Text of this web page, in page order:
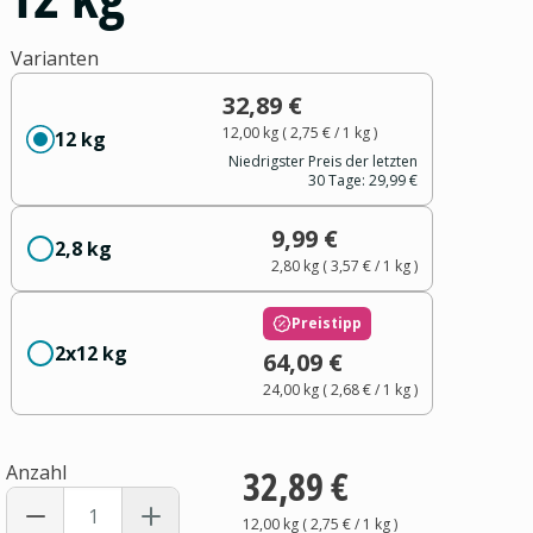
Varianten
12 kg
32,89 €
12,00 kg(2,75 €/ 1 kg)
Niedrigster Preis der letzten
30 Tage: 29,99 €
2,8 kg 9,99 €
2,80 kg(3,57 €/ 1 kg)
2x12 kg
Preistipp
64,09 €
24,00 kg(2,68 €/ 1 kg)
Anzahl 32,89 €
12,00 kg(2,75 €/ 1 kg)